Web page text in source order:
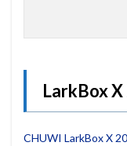
LarkBox
CHUWI LarkBox X